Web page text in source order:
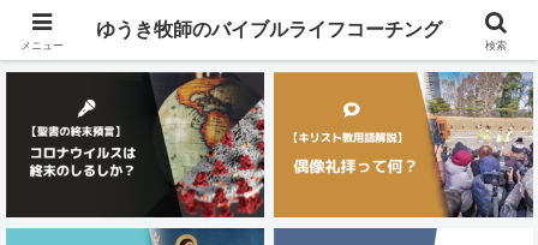
メニュー
メニュー
ゆうき牧師のバイブルライフコーチング
検索